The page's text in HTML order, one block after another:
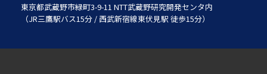
東京都武蔵野市緑町3-9-11 NTT武蔵野研究開発センタ内
（JR三鷹駅バス15分 / 西武新宿線東伏見駅 徒歩15分）